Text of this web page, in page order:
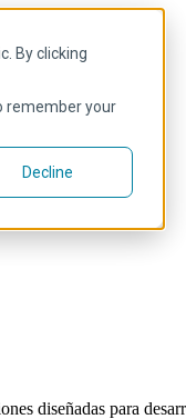
By clicking
remember your
Decline
diseñadas para